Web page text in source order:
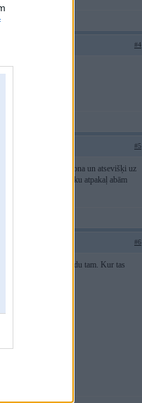
#4
#5
sēžamās daļas parolona un atsevišķi uz
bez problēmām uzvilku atpakaļ abām
#6
nevarēju atrast kodu tam. Kur tas